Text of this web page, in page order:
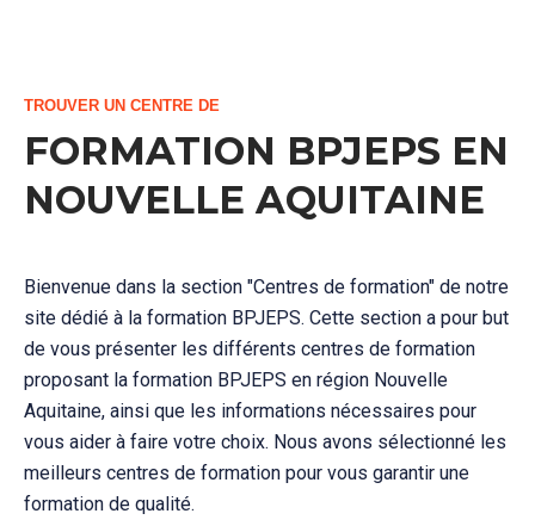
TROUVER UN CENTRE DE
FORMATION BPJEPS EN
NOUVELLE AQUITAINE
Bienvenue dans la section "Centres de formation" de notre
site dédié à la formation BPJEPS. Cette section a pour but
de vous présenter les différents centres de formation
proposant la formation BPJEPS en région Nouvelle
Aquitaine, ainsi que les informations nécessaires pour
vous aider à faire votre choix. Nous avons sélectionné les
meilleurs centres de formation pour vous garantir une
formation de qualité.